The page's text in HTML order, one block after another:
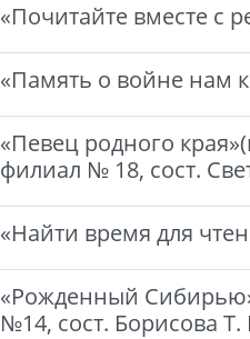
«Почитайте вместе с
«Память о войне нам
«Певец родного
филиал № 18, сост.
«Найти время для
«Рожденный
№14, сост. Борисова Т.